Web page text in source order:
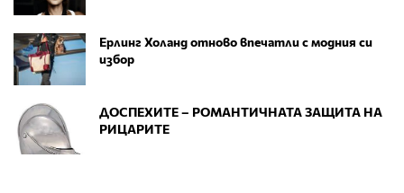
Ерлинг Холанд отново впечатли с модния си
избор
ДОСПЕХИТЕ – РОМАНТИЧНАТА ЗАЩИТА НА
РИЦАРИТЕ